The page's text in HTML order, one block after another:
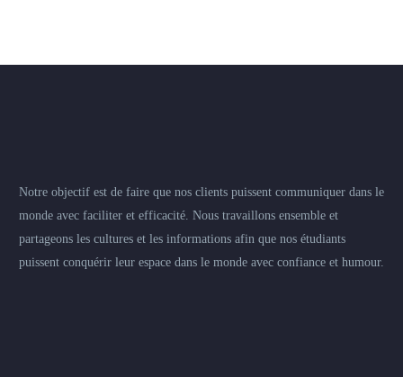
Notre objectif est de faire que nos clients puissent communiquer dans le
monde avec faciliter et efficacité. Nous travaillons ensemble et
partageons les cultures et les informations afin que nos étudiants
puissent conquérir leur espace dans le monde avec confiance et humour.